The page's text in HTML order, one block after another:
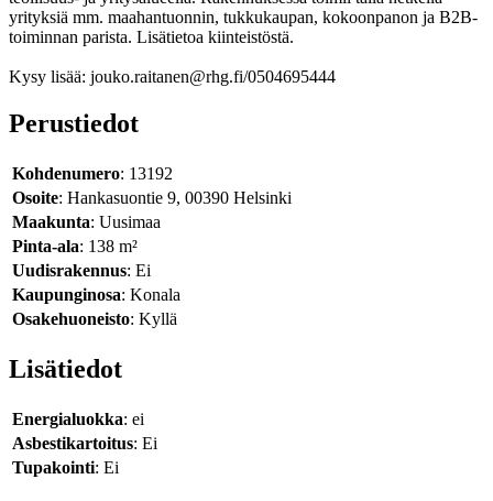
yrityksiä mm. maahantuonnin, tukkukaupan, kokoonpanon ja B2B-
toiminnan parista. Lisätietoa kiinteistöstä.
Kysy lisää: jouko.raitanen@rhg.fi/0504695444
Perustiedot
Kohdenumero: 13192
Osoite: Hankasuontie 9, 00390 Helsinki
Maakunta: Uusimaa
Pinta-ala: 138 m²
Uudisrakennus: Ei
Kaupunginosa: Konala
Osakehuoneisto: Kyllä
Lisätiedot
Energialuokka: ei
Asbestikartoitus: Ei
Tupakointi: Ei